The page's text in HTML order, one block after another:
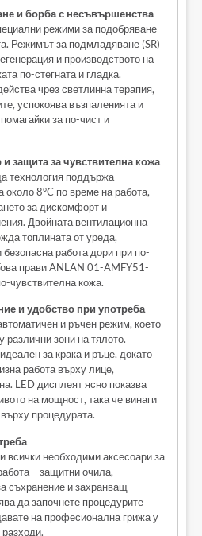
и борба с несъвършенства
режими за подобряване
Режимът за подмладяване (SR)
и производството на
по-стегната и гладка.
чрез светлинна терапия,
успокоява възпаленията и
за по-чист и
защита за чувствителна кожа
технология поддържа
около 8°C по време на работа,
за дискомфорт и
Двойната вентилационна
топлината от уреда,
безопасна работа дори при по-
прави ANLAN 01-AMFY51-
чувствителна кожа.
и удобство при употреба
и ръчен режим, което
различни зони на тялото.
за крака и ръце, докато
работа върху лице,
LED дисплеят ясно показва
на мощност, така че винаги
процедурата.
всички необходими аксесоари за
– защитни очила,
съхранение и захранващ
да започнете процедурите
на професионална грижа у